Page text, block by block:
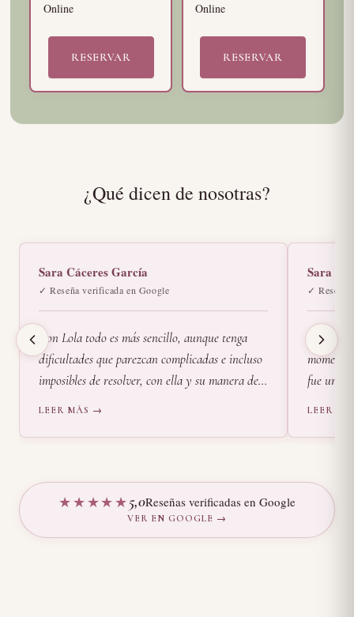
Online
RESERVAR
Online
RESERVAR
¿Qué dicen de nosotras?
Sara Cáceres García
✓ Reseña verificada en Google
Con Lola todo es más sencillo, aunque tenga
dificultades que parezcan complicadas e incluso
imposibles de resolver, con ella y su manera de
ser tanto personal como profesionalmente lo he
llegar, poco a poco, a encontrar la plenitud.
Recomiendo sus sesiones como psicóloga al 100%.
LEER MÁS →
Sara
✓ Reseña
Conocí a
fue un
tan
volveré
LEER
★★★★★5,0Reseñas verificadas en Google
VER EN GOOGLE →